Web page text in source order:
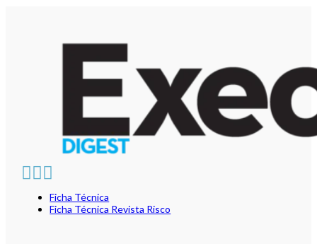
Ficha Técnica
Ficha Técnica Revista Risco